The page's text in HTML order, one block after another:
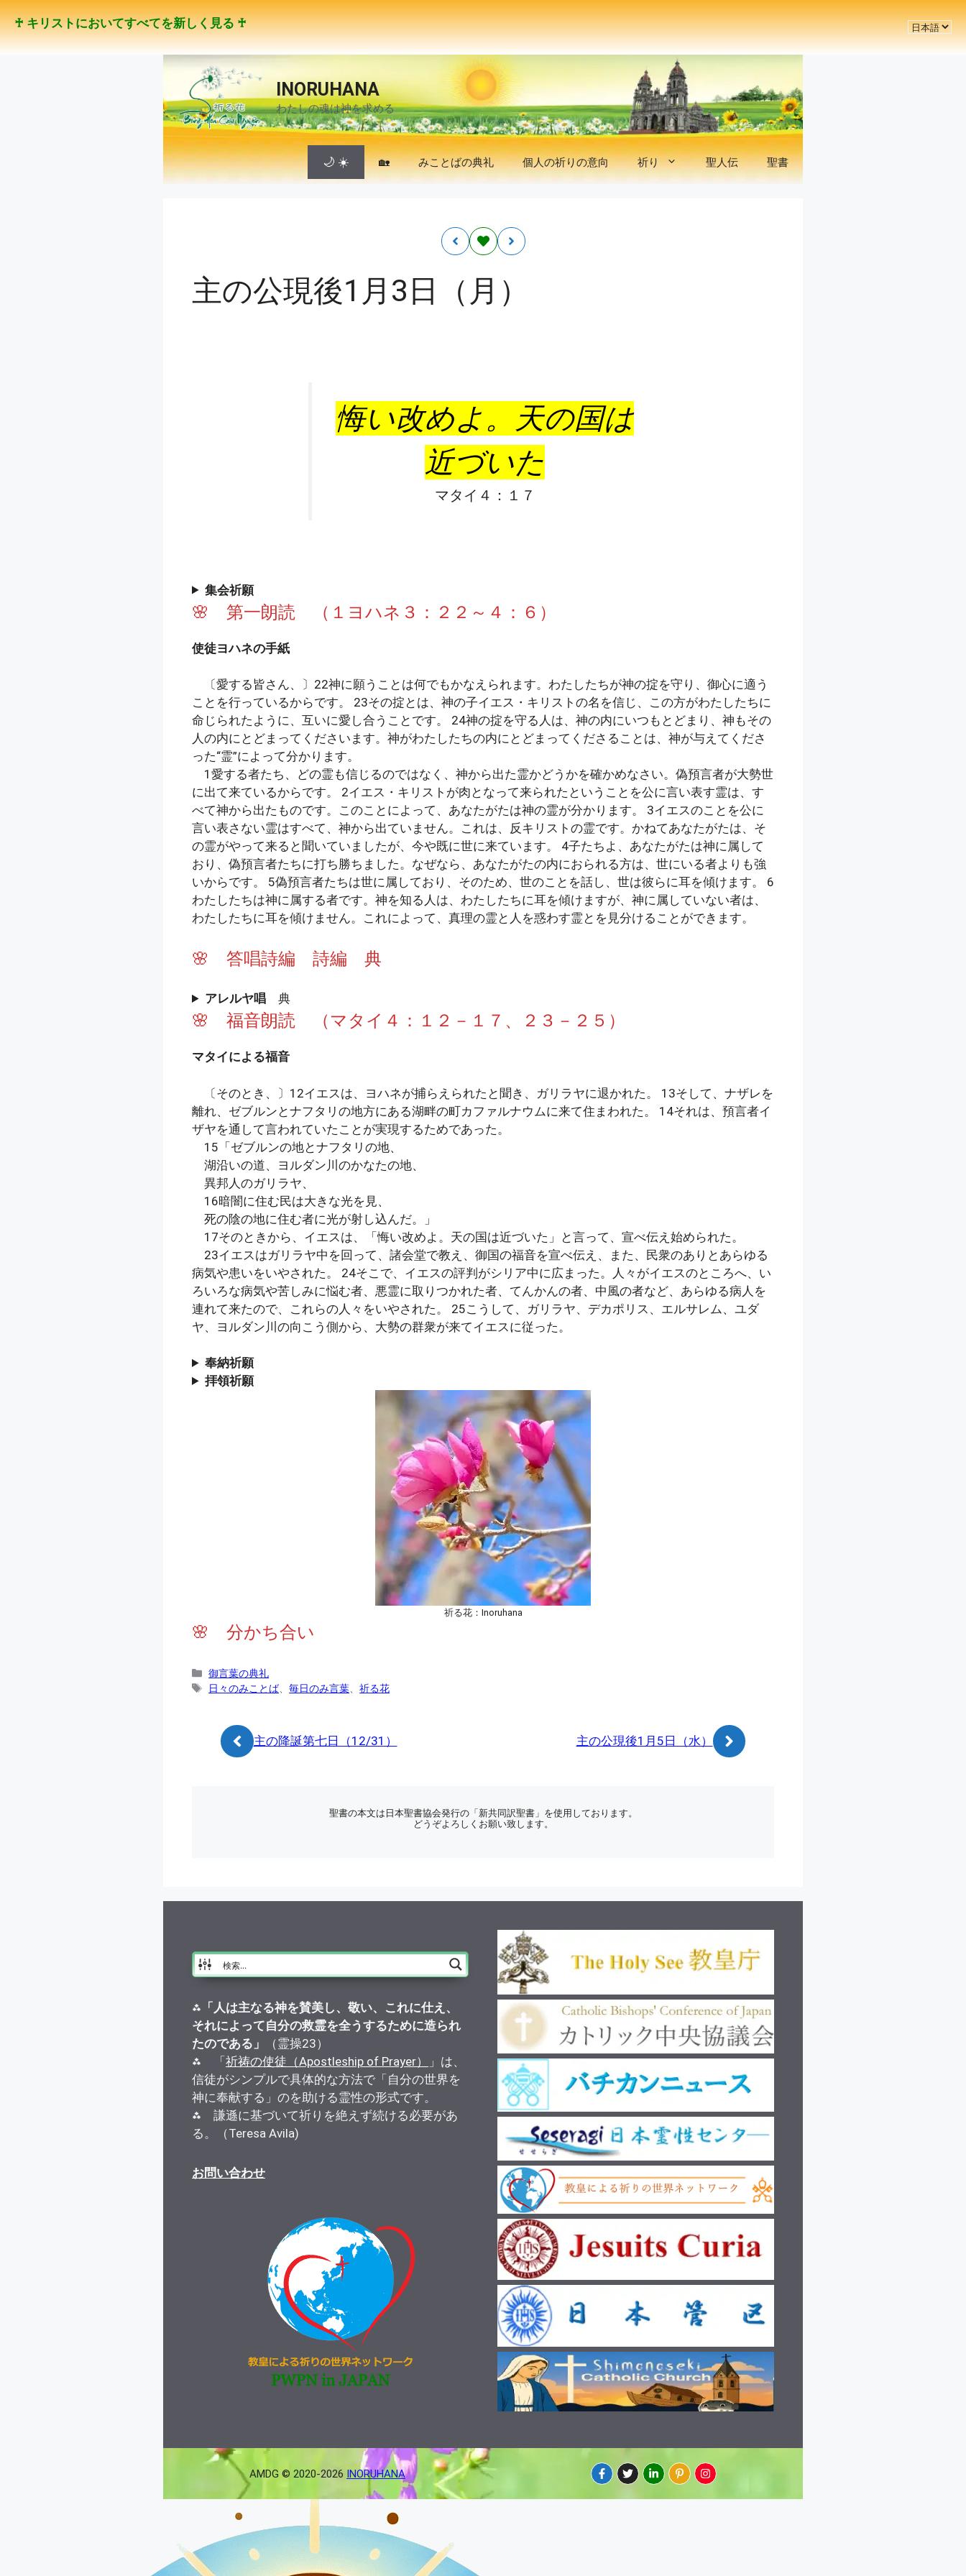
コ
ン
テ
♰ キリストにおいてすべてを新しく見る ♰
言
語
INORUHANA
わたしの魂は神を求める
🌙 ☀️ 🏡 みことばの典礼 個人の祈りの意向 祈り 聖人伝 聖書
主の公現後1月3日（月）
悔い改めよ。天の国は
近づいた
マタイ４：１７
集会祈願
🌸 第一朗読 （１ヨハネ３：２２～４：６）
使徒ヨハネの手紙
〔愛する皆さん、〕22神に願うことは何でもかなえられます。わたしたちが神の掟を守り、御心に適う
ことを行っているからです。 23その掟とは、神の子イエス・キリストの名を信じ、この方がわたしたちに
命じられたように、互いに愛し合うことです。 24神の掟を守る人は、神の内にいつもとどまり、神もその
人の内にとどまってくださいます。神がわたしたちの内にとどまってくださることは、神が与えてくださ
った“霊”によって分かります。
1愛する者たち、どの霊も信じるのではなく、神から出た霊かどうかを確かめなさい。偽預言者が大勢世
に出て来ているからです。 2イエス・キリストが肉となって来られたということを公に言い表す霊は、す
べて神から出たものです。このことによって、あなたがたは神の霊が分かります。 3イエスのことを公に
言い表さない霊はすべて、神から出ていません。これは、反キリストの霊です。かねてあなたがたは、そ
の霊がやって来ると聞いていましたが、今や既に世に来ています。 4子たちよ、あなたがたは神に属して
おり、偽預言者たちに打ち勝ちました。なぜなら、あなたがたの内におられる方は、世にいる者よりも強
いからです。 5偽預言者たちは世に属しており、そのため、世のことを話し、世は彼らに耳を傾けます。 6
わたしたちは神に属する者です。神を知る人は、わたしたちに耳を傾けますが、神に属していない者は、
わたしたちに耳を傾けません。これによって、真理の霊と人を惑わす霊とを見分けることができます。
🌸 答唱詩編 詩編 典
アレルヤ唱 典
🌸 福音朗読 （マタイ４：１２－１７、２３－２５）
マタイによる福音
〔そのとき、〕12イエスは、ヨハネが捕らえられたと聞き、ガリラヤに退かれた。 13そして、ナザレを
離れ、ゼブルンとナフタリの地方にある湖畔の町カファルナウムに来て住まわれた。 14それは、預言者イ
ザヤを通して言われていたことが実現するためであった。
15「ゼブルンの地とナフタリの地、
湖沿いの道、ヨルダン川のかなたの地、
異邦人のガリラヤ、
16暗闇に住む民は大きな光を見、
死の陰の地に住む者に光が射し込んだ。」
17そのときから、イエスは、「悔い改めよ。天の国は近づいた」と言って、宣べ伝え始められた。
23イエスはガリラヤ中を回って、諸会堂で教え、御国の福音を宣べ伝え、また、民衆のありとあらゆる
病気や患いをいやされた。 24そこで、イエスの評判がシリア中に広まった。人々がイエスのところへ、い
ろいろな病気や苦しみに悩む者、悪霊に取りつかれた者、てんかんの者、中風の者など、あらゆる病人を
連れて来たので、これらの人々をいやされた。 25こうして、ガリラヤ、デカポリス、エルサレム、ユダ
ヤ、ヨルダン川の向こう側から、大勢の群衆が来てイエスに従った。
奉納祈願
拝領祈願
祈る花：Inoruhana
🌸 分かち合い
カ
テ
御言葉の典礼
タ
日々のみことば、毎日のみ言葉、祈る花
主の降誕第七日（12/31） 主の公現後1月5日（水）
聖書の本文は日本聖書協会発行の「新共同訳聖書」を使用しております。
どうぞよろしくお願い致します。
⁂ 「人は主なる神を賛美し、敬い、これに仕え、
それによって自分の救霊を全うするために造られ
たのである」
（霊操23）
⁂ 「 祈祷の使徒（Apostleship of Prayer）
」は、
信徒がシンプルで具体的な方法で「自分の世界を
神に奉献する」のを助ける霊性の形式です。
⁂ 謙遜に基づいて祈りを絶えず続ける必要があ
る。（Teresa Avila)
お問い合わせ
AMDG © 2020-2026 INORUHANA